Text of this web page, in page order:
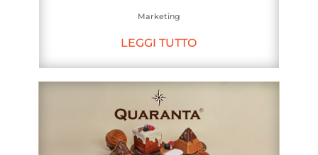
Marketing
LEGGI TUTTO